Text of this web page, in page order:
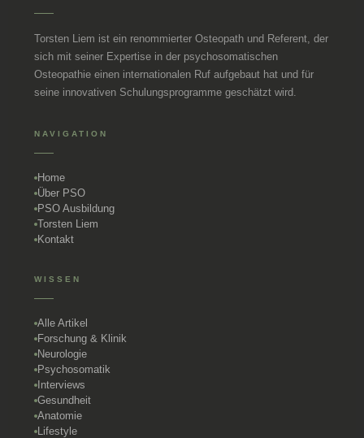
Torsten Liem ist ein renommierter Osteopath und Referent, der
sich mit seiner Expertise in der psychosomatischen
Osteopathie einen internationalen Ruf aufgebaut hat und für
seine innovativen Schulungsprogramme geschätzt wird.
NAVIGATION
Home
Über PSO
PSO Ausbildung
Torsten Liem
Kontakt
WISSEN
Alle Artikel
Forschung & Klinik
Neurologie
Psychosomatik
Interviews
Gesundheit
Anatomie
Lifestyle